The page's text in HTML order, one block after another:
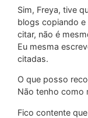
Sim, Freya, tive
blogs copiando
citar, não é
Eu mesma
citadas.
O que posso
Não tenho como
Fico contente